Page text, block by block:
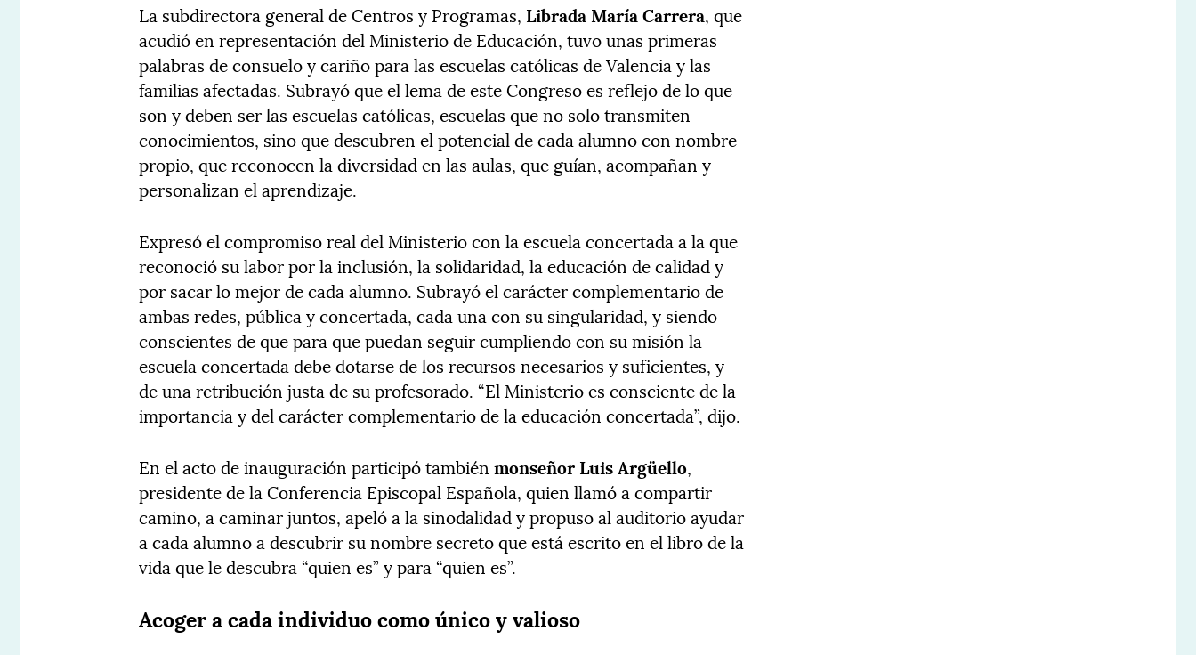
La subdirectora general de Centros y Programas, Librada María Carrera, que
acudió en representación del Ministerio de Educación, tuvo unas primeras
palabras de consuelo y cariño para las escuelas católicas de Valencia y las
familias afectadas. Subrayó que el lema de este Congreso es reflejo de lo que
son y deben ser las escuelas católicas, escuelas que no solo transmiten
conocimientos, sino que descubren el potencial de cada alumno con nombre
propio, que reconocen la diversidad en las aulas, que guían, acompañan y
personalizan el aprendizaje.
Expresó el compromiso real del Ministerio con la escuela concertada a la que
reconoció su labor por la inclusión, la solidaridad, la educación de calidad y
por sacar lo mejor de cada alumno. Subrayó el carácter complementario de
ambas redes, pública y concertada, cada una con su singularidad, y siendo
conscientes de que para que puedan seguir cumpliendo con su misión la
escuela concertada debe dotarse de los recursos necesarios y suficientes, y
de una retribución justa de su profesorado. “El Ministerio es consciente de la
importancia y del carácter complementario de la educación concertada”, dijo.
En el acto de inauguración participó tambiénmonseñor Luis Argüello,
presidente de la Conferencia Episcopal Española, quien llamó a compartir
camino, a caminar juntos, apeló a la sinodalidad y propuso al auditorio ayudar
a cada alumno a descubrir su nombre secreto que está escrito en el libro de la
vida que le descubra “quien es” y para “quien es”.
Acoger a cada individuo como único y valioso